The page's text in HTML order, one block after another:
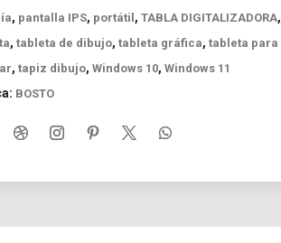
, pantalla IPS, portátil , TABLA DIGITALIZADORA,
, tableta de dibujo, tableta gráfica, tableta para
, tapiz dibujo, Windows 10, Windows 11
BOSTO